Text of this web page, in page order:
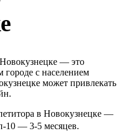
— это
городе с населением
может привлекать
в Новокузнецке —
10 — 3-5 месяцев.